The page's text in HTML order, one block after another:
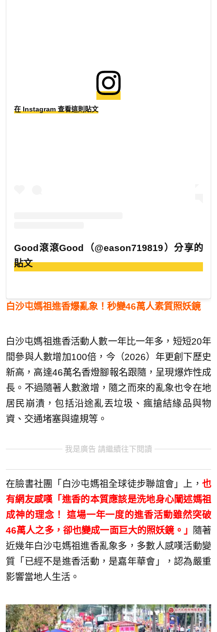
在 Instagram 查看這則貼文
Good滾滾Good（@eason719819）分享的
貼文
白沙屯媽祖進香爆亂象！秒變46萬人素質照妖鏡
白沙屯媽祖進香活動人數一年比一年多，短短20年
間參與人數增加100倍，今（2026）年更創下歷史
新高，高達46萬名香燈腳報名跟隨，呈現爆炸性成
長。不過隨著人數激增，隨之而來的亂象也令在地
居民崩潰，包括沿途亂丟垃圾、瘋搶結緣品與物
資、交通堵塞與違規等。
我是廣告 請繼續往下閱讀
在臉書社團「白沙屯媽祖全球徒步聯誼會」上， 也
有網友感嘆「進香的本質應該是洗地身心闡述媽祖
成神的理念！ 這場一年一度的進香活動雖然突破
46萬人之多，卻也變成一面巨大的照妖鏡。」
隨著
近幾年白沙屯媽祖進香亂象多，多數人感嘆活動變
質「已經不是進香活動，是嘉年華會」，認為嚴重
影響當地人生活。